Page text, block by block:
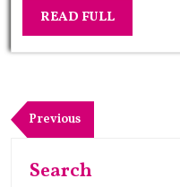
READ FULLREAD
FULL
Post
navigation
Previous
Post
Previous
Search